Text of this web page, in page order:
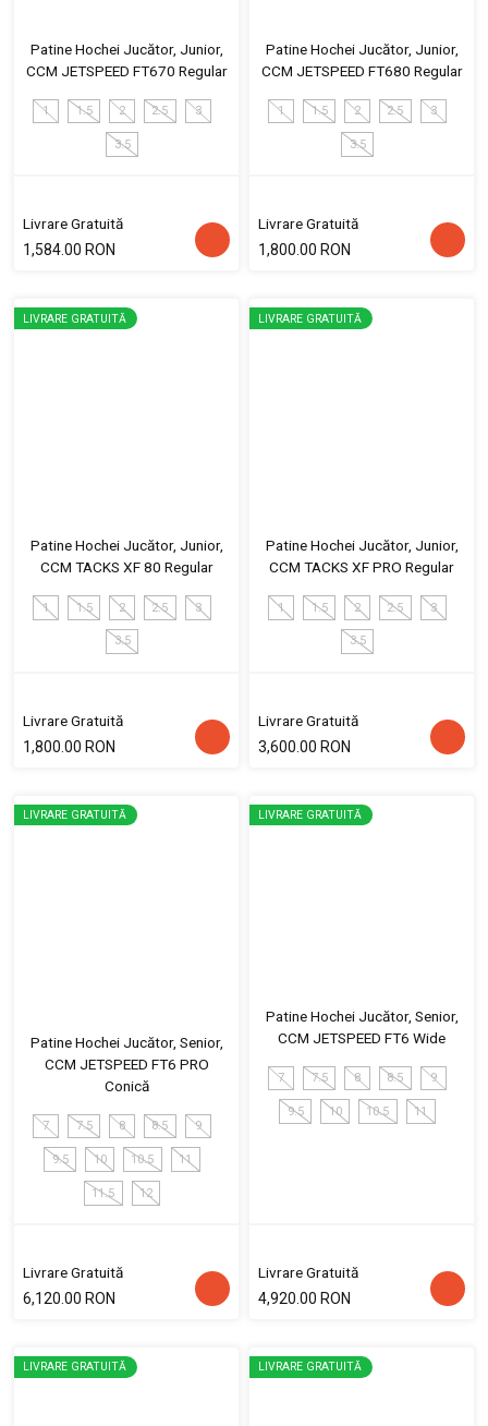
Patine Hochei Jucător, Junior,
CCM JETSPEED FT670 Regular
1 1.5 2 2.5 3
3.5
Livrare Gratuită
1,584.00 RON
Patine Hochei Jucător, Junior,
CCM JETSPEED FT680 Regular
1 1.5 2 2.5 3
3.5
Livrare Gratuită
1,800.00 RON
LIVRARE GRATUITĂ
Patine Hochei Jucător, Junior,
CCM TACKS XF 80 Regular
1 1.5 2 2.5 3
3.5
Livrare Gratuită
1,800.00 RON
LIVRARE GRATUITĂ
Patine Hochei Jucător, Junior,
CCM TACKS XF PRO Regular
1 1.5 2 2.5 3
3.5
Livrare Gratuită
3,600.00 RON
LIVRARE GRATUITĂ
Patine Hochei Jucător, Senior,
CCM JETSPEED FT6 PRO
Conică
7 7.5 8 8.5 9
9.5 10 10.5 11
11.5 12
Livrare Gratuită
6,120.00 RON
LIVRARE GRATUITĂ
Patine Hochei Jucător, Senior,
CCM JETSPEED FT6 Wide
7 7.5 8 8.5 9
9.5 10 10.5 11
Livrare Gratuită
4,920.00 RON
LIVRARE GRATUITĂ LIVRARE GRATUITĂ